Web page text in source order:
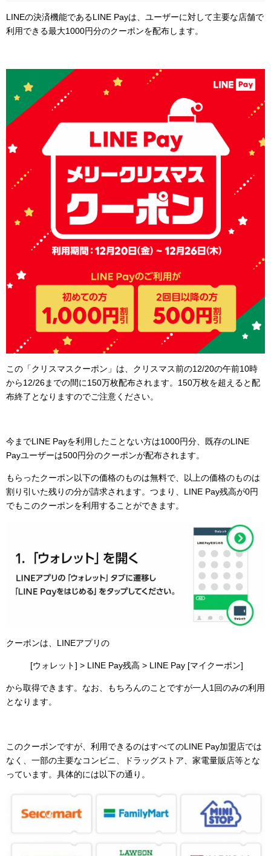
LINEの決済機能であるLINE Payは、ユーザーに対して主要な店舗で
利用できる最大1000円分のクーポンを配布します。
この「クリスマスクーポン」は、クリスマス前の12/20の午前10時
から12/26までの間に150万枚配布されます。150万枚を超えると配
布終了となりますのでご注意ください。
今までLINE Payを利用したことない方は1000円分、既存のLINE
Payユーザーは500円分のクーポンが配布されます。
もらったクーポン以下の価格のものは無料で、以上の価格のものは
割り引いた残りの分が請求されます。つまり、LINE Pay残高が0円
でもこのクーポンを利用することができます。
クーポンは、LINEアプリの
[ウォレット] > LINE Pay残高 > LINE Pay [マイクーポン]
から取得できます。なお、もちろんのことですが一人1回のみの利用
となります。
このクーポンですが、利用できるのはすべてのLINE Pay加盟店では
なく、一部の主要なコンビニ、ドラッグストア、家電量販店等とな
っています。具体的には以下の通り。